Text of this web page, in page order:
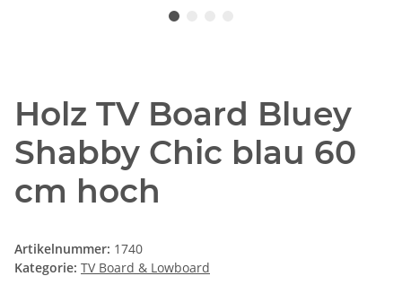
Holz TV Board Bluey
Shabby Chic blau 60
cm hoch
Artikelnummer: 1740
Kategorie: TV Board & Lowboard